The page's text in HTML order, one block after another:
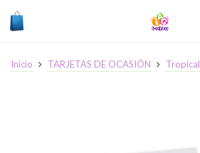
Inicio TARJETAS DE OCASIÓN Tropical